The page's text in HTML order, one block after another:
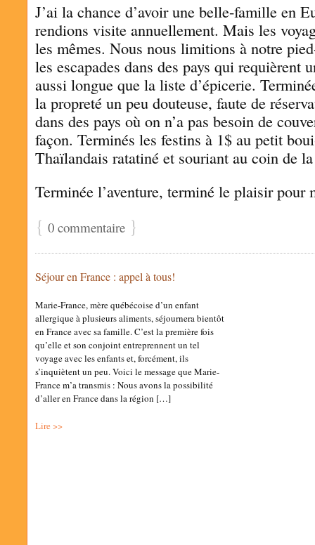
J’ai la chance d’avoir une belle-famille en
rendions visite annuellement. Mais les
les mêmes. Nous nous limitions à notre
les escapades dans des pays qui requièrent
aussi longue que la liste d’épicerie.
la propreté un peu douteuse, faute de
dans des pays où on n’a pas besoin de
façon. Terminés les festins à 1$ au petit
Thaïlandais ratatiné et souriant au coin de
Terminée l’aventure, terminé le plaisir
{ 0 commentaire }
Séjour en France : appel à tous!
Marie-France, mère québécoise d’un enfant
allergique à plusieurs aliments, séjournera bientôt
en France avec sa famille. C’est la première fois
qu’elle et son conjoint entreprennent un tel
voyage avec les enfants et, forcément, ils
s’inquiètent un peu. Voici le message que Marie-
France m’a transmis : Nous avons la possibilité
d’aller en France dans la région […]
Lire >>